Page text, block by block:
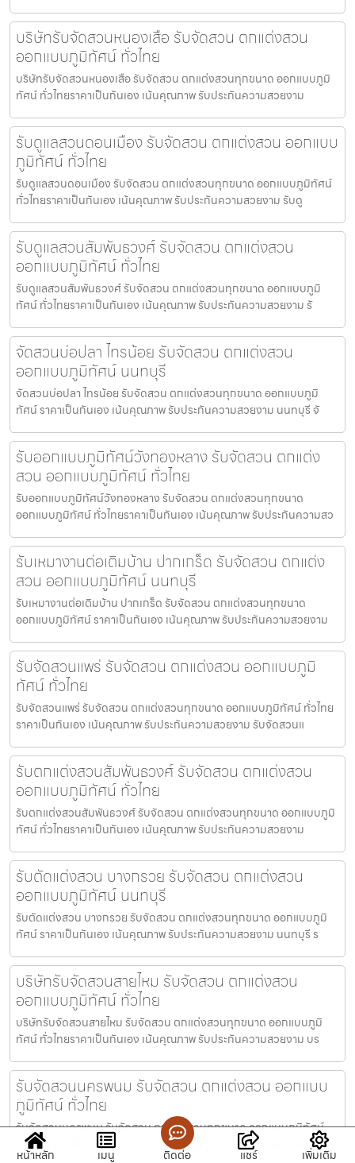
บริษัทรับจัดสวนหนองเสือ รับจัดสวน ตกแต่งสวน
ออกแบบภูมิทัศน์ ทั่วไทย
บริษัทรับจัดสวนหนองเสือ รับจัดสวน ตกแต่งสวนทุกขนาด ออกแบบภูมิ
ทัศน์ ทั่วไทยราคาเป็นกันเอง เน้นคุณภาพ รับประกันความสวยงาม
รับดูแลสวนดอนเมือง รับจัดสวน ตกแต่งสวน ออกแบบ
ภูมิทัศน์ ทั่วไทย
รับดูแลสวนดอนเมือง รับจัดสวน ตกแต่งสวนทุกขนาด ออกแบบภูมิทัศน์
ทั่วไทยราคาเป็นกันเอง เน้นคุณภาพ รับประกันความสวยงาม รับดู
รับดูแลสวนสัมพันธวงศ์ รับจัดสวน ตกแต่งสวน
ออกแบบภูมิทัศน์ ทั่วไทย
รับดูแลสวนสัมพันธวงศ์ รับจัดสวน ตกแต่งสวนทุกขนาด ออกแบบภูมิ
ทัศน์ ทั่วไทยราคาเป็นกันเอง เน้นคุณภาพ รับประกันความสวยงาม รั
จัดสวนบ่อปลา ไทรน้อย รับจัดสวน ตกแต่งสวน
ออกแบบภูมิทัศน์ นนทบุรี
จัดสวนบ่อปลา ไทรน้อย รับจัดสวน ตกแต่งสวนทุกขนาด ออกแบบภูมิ
ทัศน์ ราคาเป็นกันเอง เน้นคุณภาพ รับประกันความสวยงาม นนทบุรี จั
รับออกแบบภูมิทัศน์วังทองหลาง รับจัดสวน ตกแต่ง
สวน ออกแบบภูมิทัศน์ ทั่วไทย
รับออกแบบภูมิทัศน์วังทองหลาง รับจัดสวน ตกแต่งสวนทุกขนาด
ออกแบบภูมิทัศน์ ทั่วไทยราคาเป็นกันเอง เน้นคุณภาพ รับประกันความสว
รับเหมางานต่อเติมบ้าน ปากเกร็ด รับจัดสวน ตกแต่ง
สวน ออกแบบภูมิทัศน์ นนทบุรี
รับเหมางานต่อเติมบ้าน ปากเกร็ด รับจัดสวน ตกแต่งสวนทุกขนาด
ออกแบบภูมิทัศน์ ราคาเป็นกันเอง เน้นคุณภาพ รับประกันความสวยงาม
รับจัดสวนแพร่ รับจัดสวน ตกแต่งสวน ออกแบบภูมิ
ทัศน์ ทั่วไทย
รับจัดสวนแพร่ รับจัดสวน ตกแต่งสวนทุกขนาด ออกแบบภูมิทัศน์ ทั่วไทย
ราคาเป็นกันเอง เน้นคุณภาพ รับประกันความสวยงาม รับจัดสวนแ
รับตกแต่งสวนสัมพันธวงศ์ รับจัดสวน ตกแต่งสวน
ออกแบบภูมิทัศน์ ทั่วไทย
รับตกแต่งสวนสัมพันธวงศ์ รับจัดสวน ตกแต่งสวนทุกขนาด ออกแบบภูมิ
ทัศน์ ทั่วไทยราคาเป็นกันเอง เน้นคุณภาพ รับประกันความสวยงาม
รับตัดแต่งสวน บางกรวย รับจัดสวน ตกแต่งสวน
ออกแบบภูมิทัศน์ นนทบุรี
รับตัดแต่งสวน บางกรวย รับจัดสวน ตกแต่งสวนทุกขนาด ออกแบบภูมิ
ทัศน์ ราคาเป็นกันเอง เน้นคุณภาพ รับประกันความสวยงาม นนทบุรี ร
บริษัทรับจัดสวนสายไหม รับจัดสวน ตกแต่งสวน
ออกแบบภูมิทัศน์ ทั่วไทย
บริษัทรับจัดสวนสายไหม รับจัดสวน ตกแต่งสวนทุกขนาด ออกแบบภูมิ
ทัศน์ ทั่วไทยราคาเป็นกันเอง เน้นคุณภาพ รับประกันความสวยงาม บร
รับจัดสวนนครพนม รับจัดสวน ตกแต่งสวน ออกแบบ
ภูมิทัศน์ ทั่วไทย
รับจัดสวนนครพนม รับจัดสวน ตกแต่งสวนทุกขนาด ออกแบบภูมิทัศน์
ทั่วไทยราคาเป็นกันเอง เน้นคุณภาพ รับประกันความสวยงาม รับจัดสว
หน้าหลัก เมนู ติดต่อ แชร์ เพิ่มเติม